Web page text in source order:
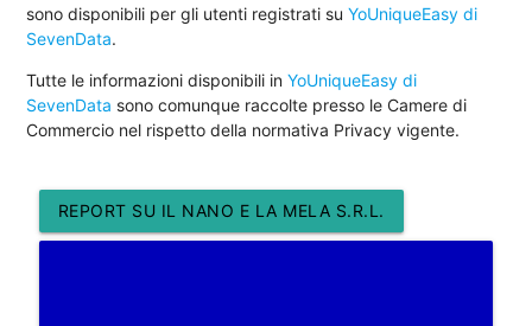
sono disponibili per gli utenti registrati suYoUniqueEasy di
SevenData.
Tutte le informazioni disponibili inYoUniqueEasy di
SevenData sono comunque raccolte presso le Camere di
Commercio nel rispetto della normativa Privacy vigente.
REPORT SU IL NANO E LA MELA S.R.L.